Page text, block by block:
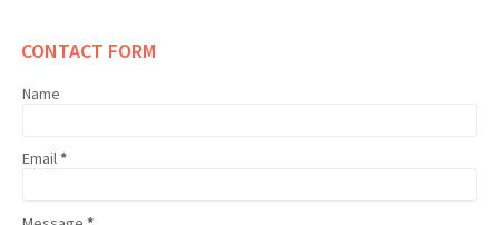
CONTACT FORM
Name
Email*